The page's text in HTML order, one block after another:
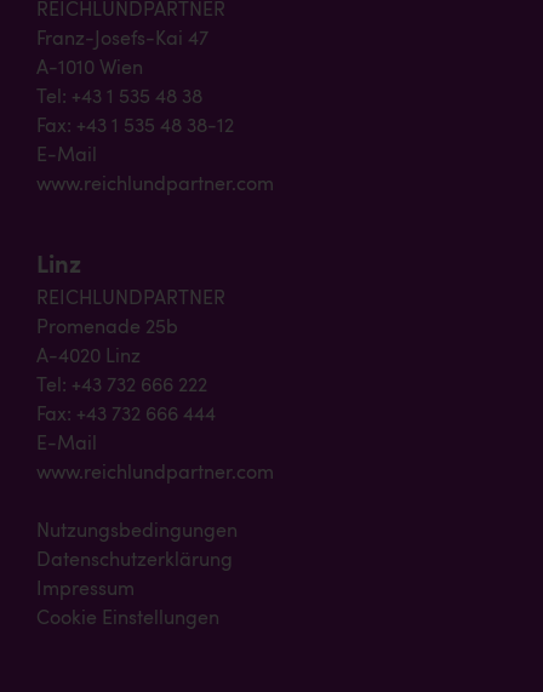
REICHLUNDPARTNER
Franz-Josefs-Kai 47
A-1010 Wien
Tel: +43 1 535 48 38
Fax: +43 1 535 48 38-12
E-Mail
www.reichlundpartner.com
Linz
REICHLUNDPARTNER
Promenade 25b
A-4020 Linz
Tel: +43 732 666 222
Fax: +43 732 666 444
E-Mail
www.reichlundpartner.com
Nutzungsbedingungen
Datenschutzerklärung
Impressum
Cookie Einstellungen